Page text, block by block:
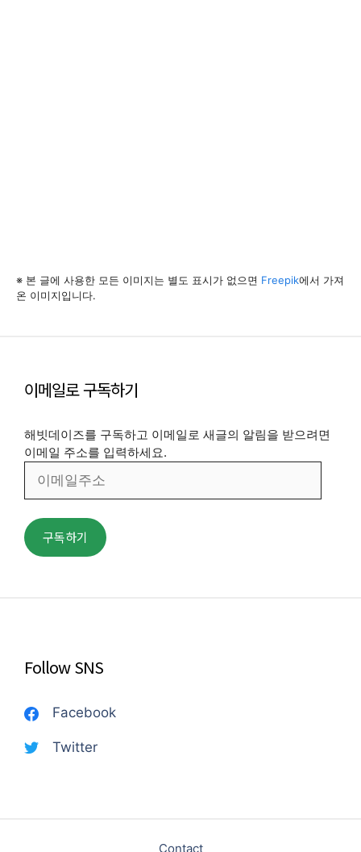
※ 본 글에 사용한 모든 이미지는 별도 표시가 없으면 Freepik에서 가져
온 이미지입니다.
이메일로 구독하기
해빗데이즈를 구독하고 이메일로 새글의 알림을 받으려면
이메일 주소를 입력하세요.
일
주
소
구독하기
Follow SNS
Facebook
Twitter
Contact